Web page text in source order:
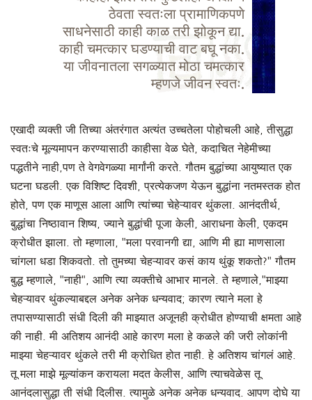
ठेवता स्वतःला प्रामाणिकपणे
साधनेसाठी काही काळ तरी झोकून द्या.
काही चमत्कार घडण्याची वाट बघू नका.
या जीवनातला सगळ्यात मोठा चमत्कार
म्हणजे जीवन स्वतः.
एखादी व्यक्ती जी तिच्या अंतरंगात अत्यंत उच्चतेला पोहोचली आहे, तीसुद्धा
स्वतःचे मूल्यमापन करण्यासाठी काहीसा वेळ घेते, कदाचित नेहेमीच्या
पद्धतीने नाही,पण ते वेगवेगळ्या मार्गांनी करते. गौतम बुद्धांच्या आयुष्यात एक
घटना घडली. एक विशिष्ट दिवशी, प्रत्येकजण येऊन बुद्धांना नतमस्तक होत
होते, पण एक माणूस आला आणि त्यांच्या चेहेऱ्यावर थुंकला. आनंदतीर्थ,
बुद्धांचा निष्ठावान शिष्य, ज्याने बुद्धांची पूजा केली, आराधना केली, एकदम
क्रोधीत झाला. तो म्हणाला, "मला परवानगी द्या, आणि मी ह्या माणसाला
चांगला धडा शिकवतो. तो तुमच्या चेहऱ्यावर कसं काय थुंकू शकतो?" गौतम
बुद्ध म्हणाले, "नाही", आणि त्या व्यक्तीचे आभार मानले. ते म्हणाले,"माझ्या
चेहऱ्यावर थुंकल्याबद्दल अनेक अनेक धन्यवाद; कारण त्याने मला हे
तपासण्यासाठी संधी दिली की माझ्यात अजूनही क्रोधीत होण्याची क्षमता आहे
की नाही. मी अतिशय आनंदी आहे कारण मला हे कळले की जरी लोकांनी
माझ्या चेहऱ्यावर थुंकले तरी मी क्रोधित होत नाही. हे अतिशय चांगलं आहे.
तू मला माझे मूल्यांकन करायला मदत केलीस, आणि त्याचवेळेस तू
आनंदलासुद्धा ती संधी दिलीस. त्यामुळे अनेक अनेक धन्यवाद. आपण दोघे या